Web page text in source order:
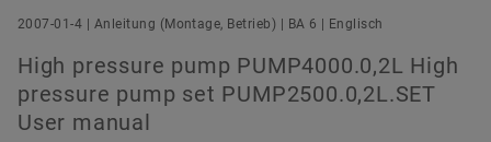
2007-01-4 | Anleitung (Montage, Betrieb) | BA 6 | Englisch
High pressure pump PUMP4000.0,2L High
pressure pump set PUMP2500.0,2L.SET
User manual